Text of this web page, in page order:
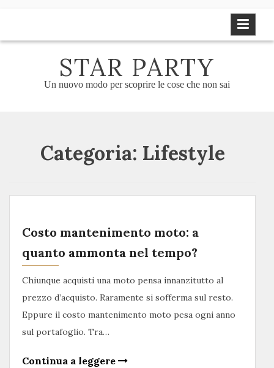
STAR PARTY
Un nuovo modo per scoprire le cose che non sai
Categoria: Lifestyle
Costo mantenimento moto: a
quanto ammonta nel tempo?
Chiunque acquisti una moto pensa innanzitutto al
prezzo d’acquisto. Raramente si sofferma sul resto.
Eppure il costo mantenimento moto pesa ogni anno
sul portafoglio. Tra…
Continua a leggere